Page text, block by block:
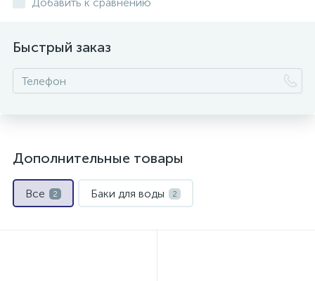
Быстрый заказ
Дополнительные товары
Все 2 Баки для воды 2